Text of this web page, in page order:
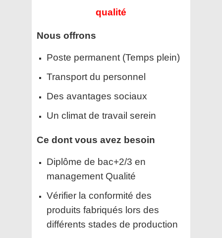
qualité
Nous offrons
Poste permanent (Temps plein)
Transport du personnel
Des avantages sociaux
Un climat de travail serein
Ce dont vous avez besoin
Diplôme de bac+2/3 en
management Qualité
Vérifier la conformité des
produits fabriqués lors des
différents stades de production